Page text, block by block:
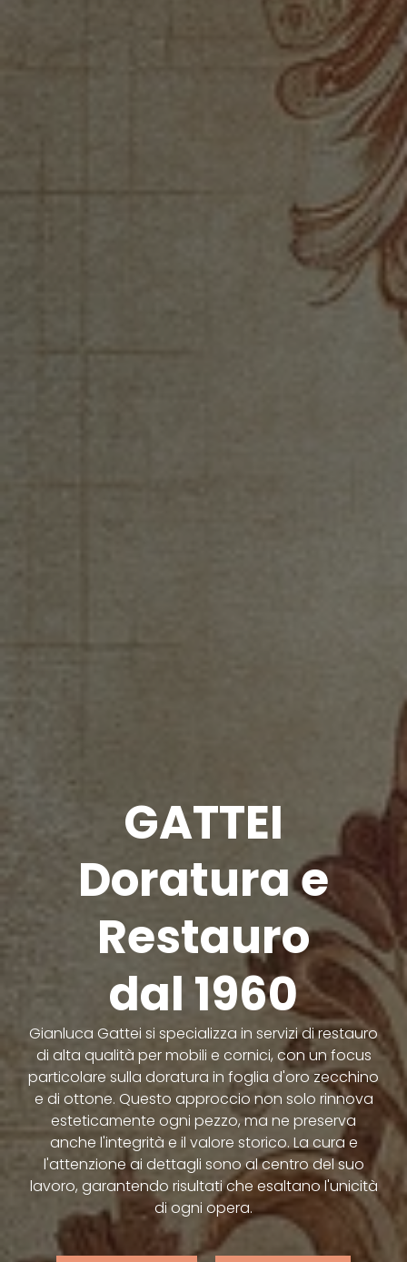
GATTEI
Doratura e
Restauro
dal 1960
Gianluca Gattei si specializza in servizi di restauro
di alta qualità per mobili e cornici, con un focus
particolare sulla doratura in foglia d'oro zecchino
e di ottone. Questo approccio non solo rinnova
esteticamente ogni pezzo, ma ne preserva
anche l'integrità e il valore storico. La cura e
l'attenzione ai dettagli sono al centro del suo
lavoro, garantendo risultati che esaltano l'unicità
di ogni opera.